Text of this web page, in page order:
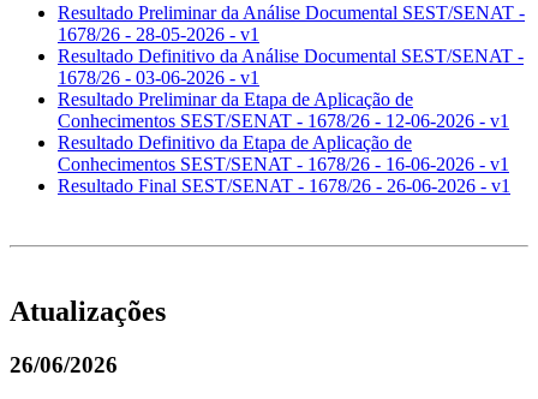
Resultado Preliminar da Análise Documental SEST/SENAT -
1678/26 - 28-05-2026 - v1
Resultado Definitivo da Análise Documental SEST/SENAT -
1678/26 - 03-06-2026 - v1
Resultado Preliminar da Etapa de Aplicação de
Conhecimentos SEST/SENAT - 1678/26 - 12-06-2026 - v1
Resultado Definitivo da Etapa de Aplicação de
Conhecimentos SEST/SENAT - 1678/26 - 16-06-2026 - v1
Resultado Final SEST/SENAT - 1678/26 - 26-06-2026 - v1
Atualizações
26/06/2026